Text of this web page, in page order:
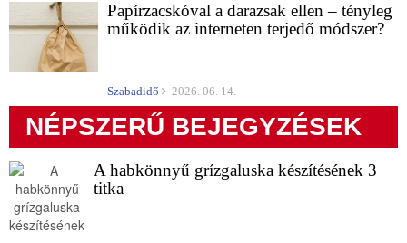
Papírzacskóval a darazsak ellen – tényleg
működik az interneten terjedő módszer?
Szabadidő 2026. 06. 14.
NÉPSZERŰ BEJEGYZÉSEK
A habkönnyű grízgaluska készítésének 3
titka